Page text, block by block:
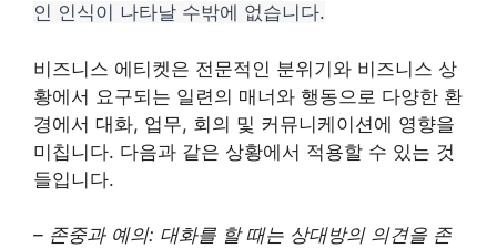
인 인식이 나타날 수밖에 없습니다.
비즈니스 에티켓은 전문적인 분위기와 비즈니스 상
황에서 요구되는 일련의 매너와 행동으로 다양한 환
경에서 대화, 업무, 회의 및 커뮤니케이션에 영향을
미칩니다. 다음과 같은 상황에서 적용할 수 있는 것
들입니다.
– 존중과 예의: 대화를 할 때는 상대방의 의견을 존